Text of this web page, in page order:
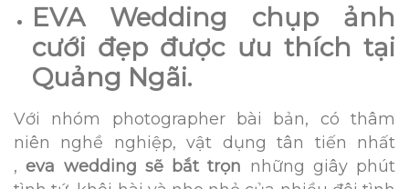
EVA Wedding chụp ảnh
cưới đẹp được ưu thích tại
Quảng Ngãi.
Với nhóm photographer bài bản, có thâm
niên nghề nghiệp, vật dụng tân tiến nhất
,eva wedding sẽ bắt trọn những giây phút